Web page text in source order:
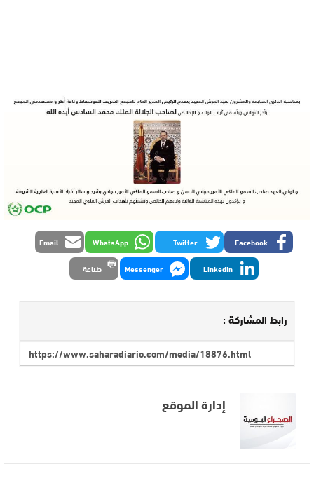
Facebook
Twitter
WhatsApp
Email
LinkedIn
Messenger طباعة
رابط المشاركة :
إدارة الموقع